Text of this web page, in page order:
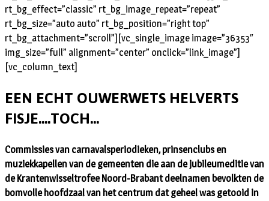
rt_bg_effect=”classic” rt_bg_image_repeat=”repeat”
rt_bg_size=”auto auto” rt_bg_position=”right top”
rt_bg_attachment=”scroll”][vc_single_image image=”36353″
img_size=”full” alignment=”center” onclick=”link_image”]
[vc_column_text]
EEN ECHT OUWERWETS HELVERTS
FISJE….TOCH…
Commissies van carnavalsperiodieken, prinsenclubs en
muziekkapellen van de gemeenten die aan de jubileumeditie van
de Krantenwisseltrofee Noord-Brabant deelnamen bevolkten de
bomvolle hoofdzaal van het centrum dat geheel was getooid in